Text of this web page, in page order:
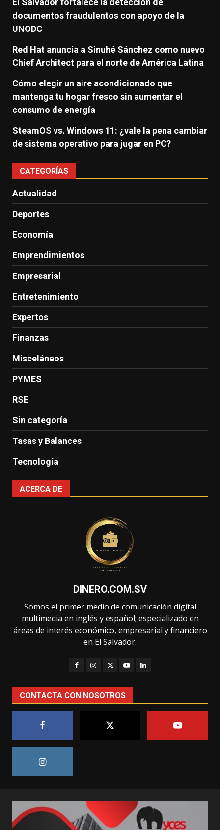
El Salvador fortalece la detección de
documentos fraudulentos con apoyo de la
UNODC
Red Hat anuncia a Sinuhé Sánchez como nuevo
Chief Architect para el norte de América Latina
Cómo elegir un aire acondicionado que
mantenga tu hogar fresco sin aumentar el
consumo de energía
SteamOS vs. Windows 11: ¿vale la pena cambiar
de sistema operativo para jugar en PC?
CATEGORÍAS
Actualidad
Deportes
Economía
Emprendimientos
Empresarial
Entretenimiento
Expertos
Finanzas
Misceláneos
PYMES
RSE
Sin categoría
Tasas y Balances
Tecnología
ACERCA DE
DINERO.COM.SV
Somos el primer medio de comunicación digital
multimedia en inglés y español; especializado en
áreas de interés económico, empresarial y financiero
en El Salvador.
CONTACTA CON NOSOTROS